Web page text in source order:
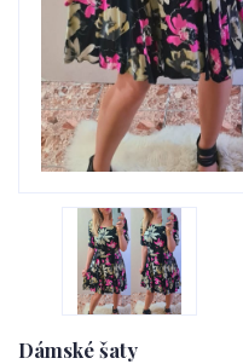
Dámské šaty